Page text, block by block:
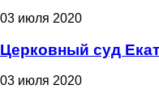
03 июля 2020
Церковный суд
03 июля 2020